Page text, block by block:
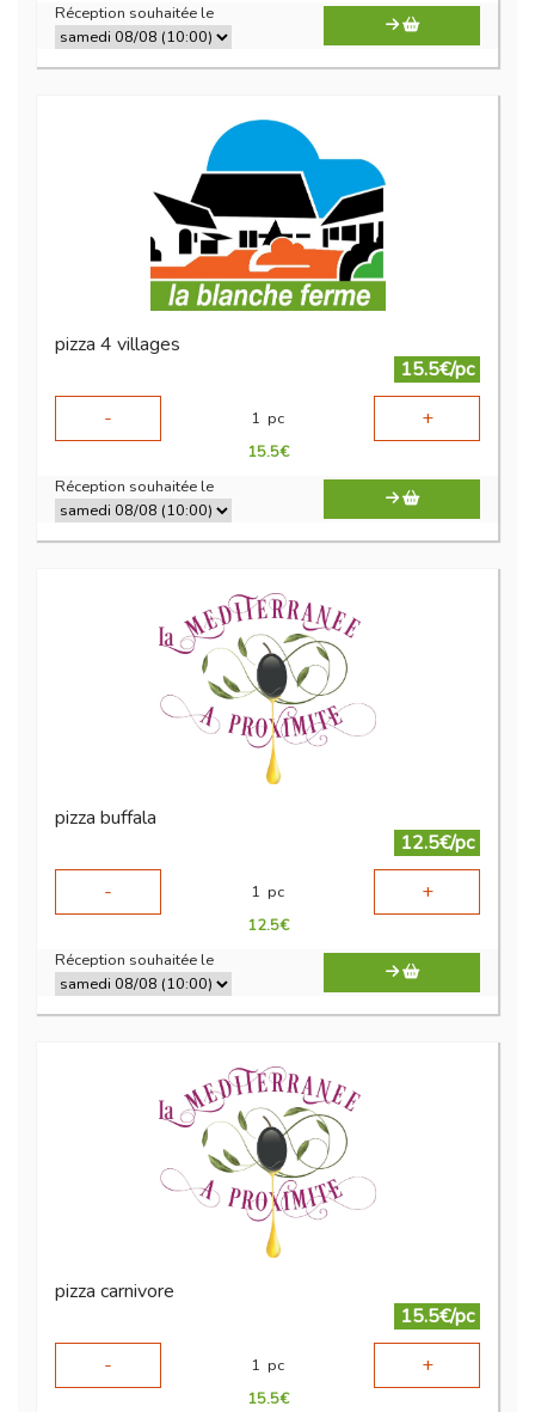
Réception souhaitée le
pizza 4 villages
15.5€/pc
-
1 pc +
15.5€
Réception souhaitée le
pizza buffala
12.5€/pc
-
1 pc +
12.5€
Réception souhaitée le
pizza carnivore
15.5€/pc
-
1 pc +
15.5€